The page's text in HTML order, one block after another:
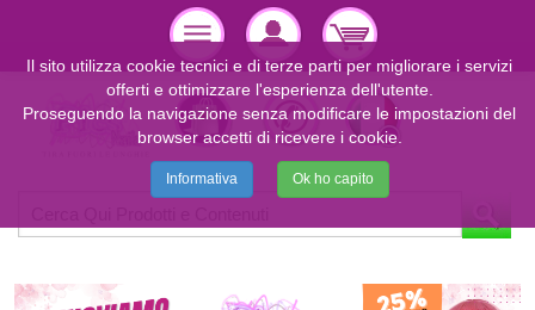
Il sito utilizza cookie tecnici e di terze parti per migliorare i servizi
offerti e ottimizzare l'esperienza dell'utente.
Proseguendo la navigazione senza modificare le impostazioni del
browser accetti di ricevere i cookie.
Informativa Ok ho capito